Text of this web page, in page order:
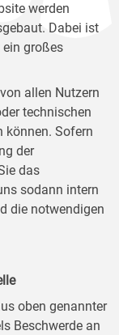
werden
Dabei ist
großes
allen Nutzern
technischen
können. Sofern
der
das
sodann intern
die notwendigen
oben genannter
Beschwerde an